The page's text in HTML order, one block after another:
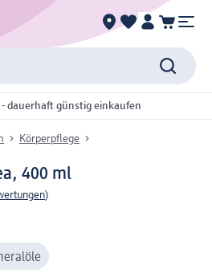
- dauerhaft günstig einkaufen
Körperpflege
400 ml
)